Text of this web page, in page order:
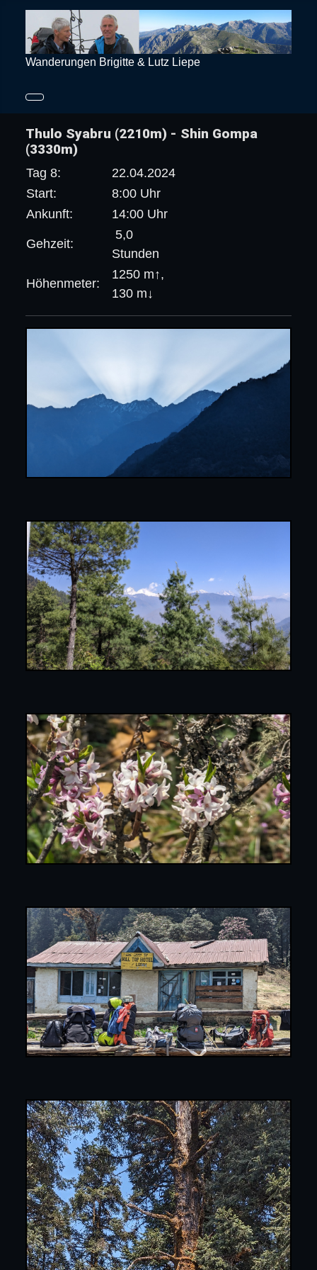
Wanderungen Brigitte & Lutz Liepe
Thulo Syabru (2210m) - Shin Gompa
(3330m)
Tag 8:
22.04.2024
Start:
8:00 Uhr
Ankunft:
14:00 Uhr
Gehzeit:
5,0
Stunden
Höhenmeter:
1250 m↑,
130 m↓